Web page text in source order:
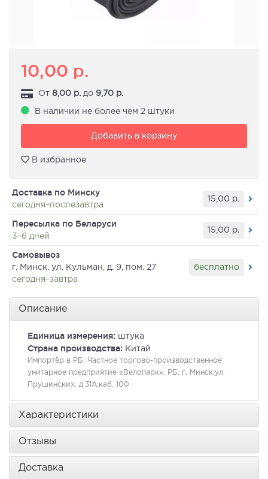
10,00 р.
От 8,00 р. до 9,70 р.
В наличии не более чем 2 штуки
Добавить в корзину
В избранное
Доставка по Минску
сегодня–послезавтра
15,00 р.
Пересылка по Беларуси
3–6 дней
15,00 р.
Самовывоз
г. Минск, ул. Кульман, д. 9, пом. 27
сегодня–завтра
бесплатно
Описание
Единица измерения: штука
Страна производства: Китай
Импортёр в РБ: Частное торгово-производственное
унитарное предприятие «Велопарк», РБ, г. Минск,ул.
Прушинских, д.31А,каб. 100
Характеристики
Отзывы
Доставка